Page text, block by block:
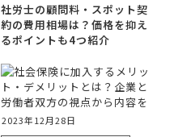
社労士の顧問料・スポット契
約の費用相場は？価格を抑え
るポイントも4つ紹介
2023年12月28日